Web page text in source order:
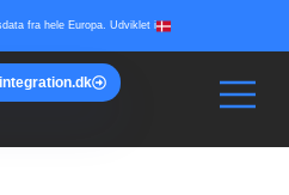
fra hele Europa. Udviklet i